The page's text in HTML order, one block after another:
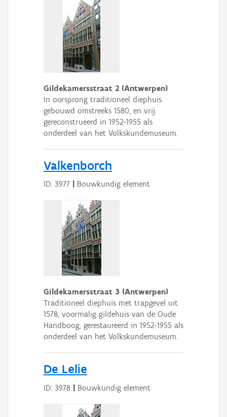
Gildekamersstraat 2 (Antwerpen)
In oorsprong traditioneel diephuis
gebouwd omstreeks 1580, en vrij
gereconstrueerd in 1952-1955 als
onderdeel van het Volkskundemuseum.
Valkenborch
ID: 3977 | Bouwkundig element
Gildekamersstraat 3 (Antwerpen)
Traditioneel diephuis met trapgevel uit
1578, voormalig gildehuis van de Oude
Handboog, gerestaureerd in 1952-1955 als
onderdeel van het Volkskundemuseum.
De Lelie
ID: 3978 | Bouwkundig element